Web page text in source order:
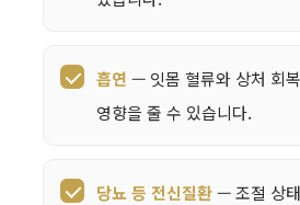
흡연 — 잇몸 혈류와 상처 회
영향을 줄 수 있습니다.
당뇨 등 전신질환— 조절 상